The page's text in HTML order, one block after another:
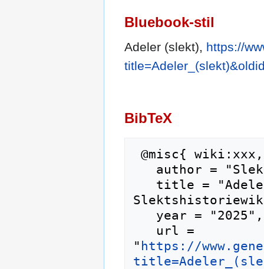
Bluebook-stil
Adeler (slekt), https://
BibTeX
" https://